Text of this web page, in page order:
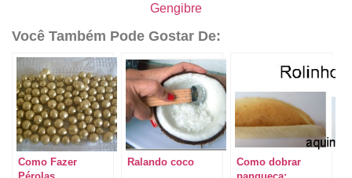
Gengibre
Você Também Pode Gostar De:
Como Fazer
Ralando coco
Como dobrar